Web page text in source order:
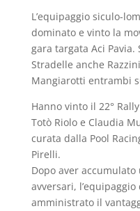
L’equipaggio siculo-
dominato e vinto la
gara targata Aci
Stradelle anche
Mangiarotti entrambi
Hanno vinto il 22°
Totò Riolo e Claudia
curata dalla Pool
Pirelli.
Dopo aver
avversari,
amministrato il